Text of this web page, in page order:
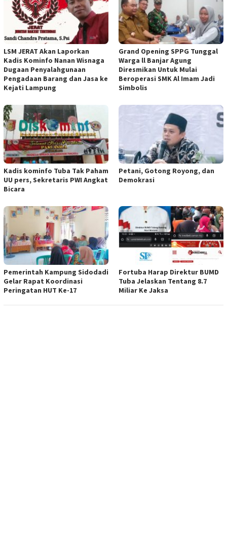
LSM JERAT Akan Laporkan
Kadis Kominfo Nanan Wisnaga
Dugaan Penyalahgunaan
Pengadaan Barang dan Jasa ke
Kejati Lampung
Grand Opening SPPG Tunggal
Warga ll Banjar Agung
Diresmikan Untuk Mulai
Beroperasi SMK Al Imam Jadi
Simbolis
Kadis kominfo Tuba Tak Paham
UU pers, Sekretaris PWI Angkat
Bicara
Petani, Gotong Royong, dan
Demokrasi
Pemerintah Kampung Sidodadi
Gelar Rapat Koordinasi
Peringatan HUT Ke-17
Fortuba Harap Direktur BUMD
Tuba Jelaskan Tentang 8.7
Miliar Ke Jaksa